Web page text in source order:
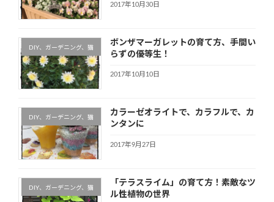
2017年10月30日
DIY、ガーデニング、猫
ボンザマーガレットの育て方、手間い
らずの優等生！
2017年10月10日
DIY、ガーデニング、猫
カラーゼオライトで、カラフルで、カ
ンタンに
2017年9月27日
DIY、ガーデニング、猫
「テラスライム」の育て方！素敵なツ
ル性植物の世界